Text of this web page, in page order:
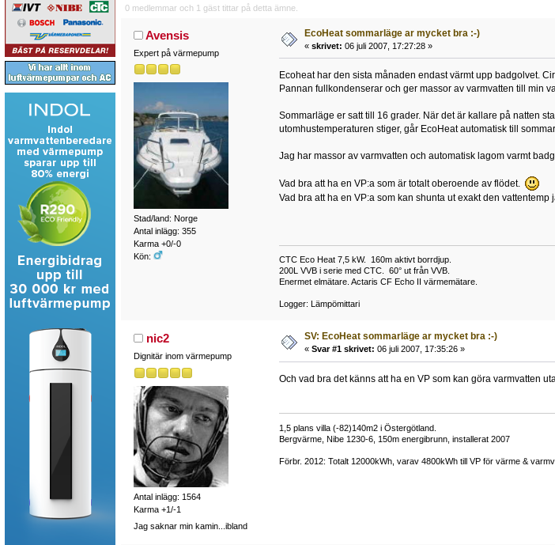
0 medlemmar och 1 gäst tittar på detta ämne.
Avensis
Expert på värmepump
Stad/land: Norge
Antal inlägg: 355
Karma +0/-0
Kön:
EcoHeat sommarläge ar mycket bra :-)
« skrivet: 06 juli 2007, 17:27:28 »
Ecoheat har den sista månaden endast värmt upp badgolvet.
Pannan fullkondenserar och ger massor av varmvatten till min
Sommarläge er satt till 16 grader. När det är kallare på natten
utomhustemperaturen stiger, går EcoHeat automatisk till
Jag har massor av varmvatten och automatisk lagom varmt
Vad bra att ha en VP:a som är totalt oberoende av flödet.
Vad bra att ha en VP:a som kan shunta ut exakt den vattentemp
CTC Eco Heat 7,5 kW. 160m aktivt borrdjup.
200L VVB i serie med CTC. 60° ut från VVB.
Enermet elmätare. Actaris CF Echo II värmemätare.
Logger: Lämpömittari
nic2
Dignitär inom värmepump
Antal inlägg: 1564
Karma +1/-1
Jag saknar min kamin...ibland
SV: EcoHeat sommarläge ar mycket bra :-)
« Svar #1 skrivet: 06 juli 2007, 17:35:26 »
Och vad bra det känns att ha en VP som kan göra varmvatten
1,5 plans villa (-82)140m2 i Östergötland.
Bergvärme, Nibe 1230-6, 150m energibrunn, installerat 2007
Förbr. 2012: Totalt 12000kWh, varav 4800kWh till VP för värme &